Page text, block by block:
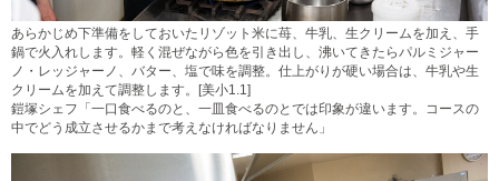
あらかじめ下準備をしておいたリゾット米に苺、牛乳、生クリームを加え、手
鍋で火入れします。軽く混ぜながら色を引き出し、沸いてきたらパルミジャー
ノ・レッジャーノ、バター、塩で味を調整。仕上がりが硬い場合は、牛乳や生
クリームを加えて調整します。[美小1.1]
鎧塚シェフ「一口食べるのと、一皿食べるのとでは印象が違います。コースの
中でどう成立させるかまで考えなければなりません」